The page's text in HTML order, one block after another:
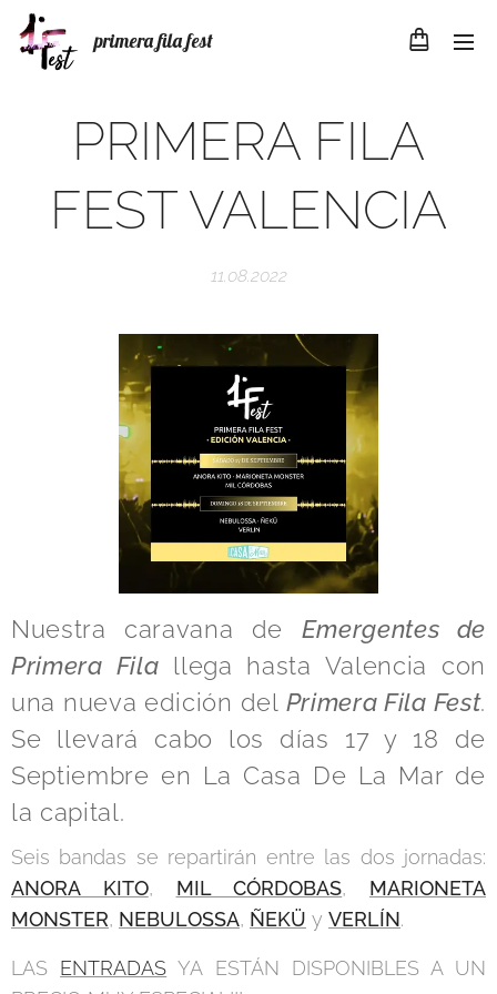
primera fila fest
PRIMERA FILA
FEST VALENCIA
11.08.2022
Nuestra caravana de Emergentes de
Primera Fila llega hasta Valencia con
una nueva edición del Primera Fila Fest.
Se llevará cabo los días 17 y 18 de
Septiembre en La Casa De La Mar de
la capital.
Seis bandas se repartirán entre las dos jornadas:
ANORA KITO, MIL CÓRDOBAS, MARIONETA
MONSTER, NEBULOSSA, ÑEKÜ y VERLÍN.
LAS ENTRADAS YA ESTÁN DISPONIBLES A UN